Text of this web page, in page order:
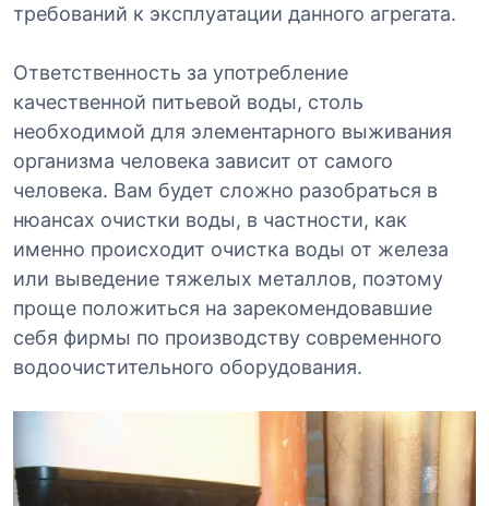
требований к эксплуатации данного агрегата.
Ответственность за употребление
качественной питьевой воды, столь
необходимой для элементарного выживания
организма человека зависит от самого
человека. Вам будет сложно разобраться в
нюансах очистки воды, в частности, как
именно происходит очистка воды от железа
или выведение тяжелых металлов, поэтому
проще положиться на зарекомендовавшие
себя фирмы по производству современного
водоочистительного оборудования.